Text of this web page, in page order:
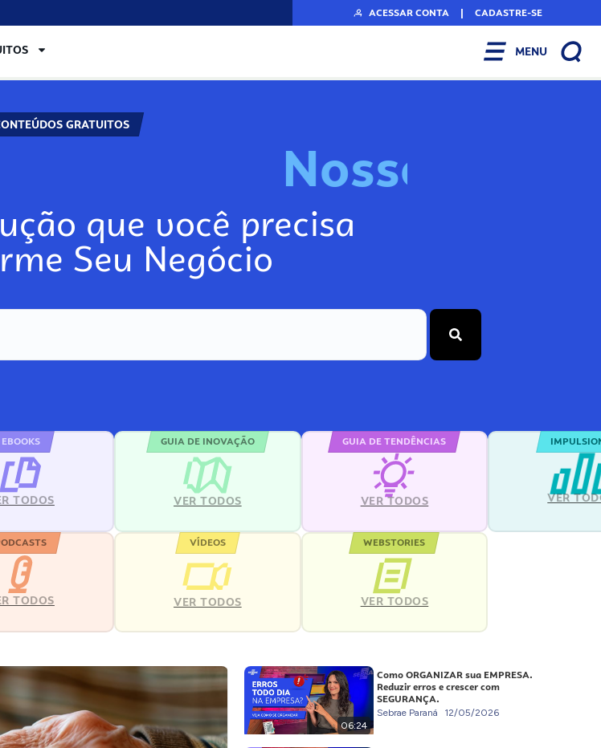
ACESSAR CONTA | CADASTRE-SE
MENU
GRATUITOS
Nos
que você precisa
Seu Negócio
EBOOKS
TODOS
GUIA DE INOVAÇÃO
VER TODOS
GUIA DE TENDÊNCIAS
VER TODOS VER
TODOS
VÍDEOS
VER TODOS
WEBSTORIES
VER TODOS
06:24
Como ORGANIZAR sua EMPRESA.
Reduzir erros e crescer com
SEGURANÇA.
Sebrae Paraná 12/05/2026